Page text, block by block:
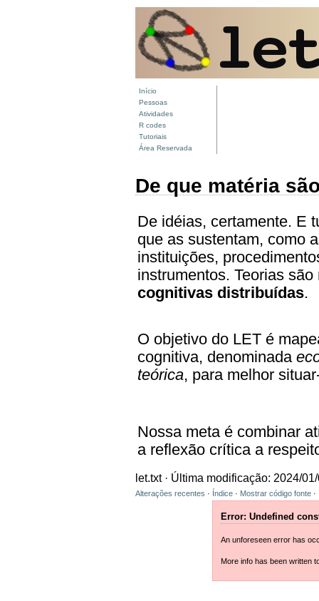
Início
Pessoas
Atividades
R codes
Tutoriais
Área Reservada
De que matéria
De idéias, certamente. E
que as sustentam, como
instituições,
instrumentos. Teorias são
cognitivas distribuídas.
O objetivo do LET é
cognitiva, denominada
teórica, para melhor
Nossa meta é combinar
a reflexão crítica a
let.txt· Última modificação: 2024/
Alterações recentes · Índice · Mostrar código fonte ·
Error: Undefined
An unforeseen error has
More info has been written